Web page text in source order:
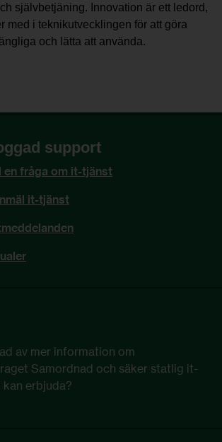
självbetjäning. Innovation är ett ledord,
med i teknikutvecklingen för att göra
och lätta att använda.
support
en fråga om it-tjänst
it-tjänst
av mer information om
Samordnad och säker statlig it-
erbjuda?